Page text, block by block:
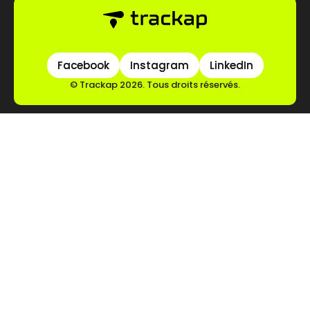
Facebook
Facebook Instagram
Instagram LinkedIn
LinkedIn
© Trackap 2026. Tous droits réservés.